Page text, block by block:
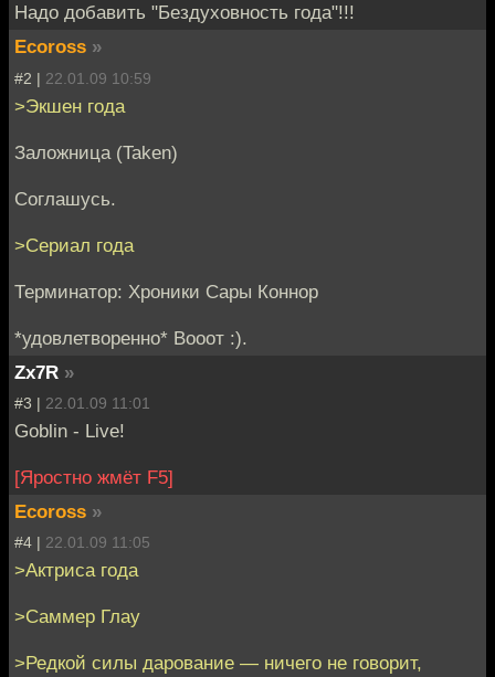
Надо добавить "Бездуховность года"!!!
Ecoross »
#2 | 22.01.09 10:59
>Экшен года
Заложница (Taken)
Соглашусь.
>Сериал года
Терминатор: Хроники Сары Коннор
*удовлетворенно* Вооот :).
Zx7R »
#3 | 22.01.09 11:01
Goblin - Live!
[Яростно жмёт F5]
Ecoross »
#4 | 22.01.09 11:05
>Актриса года
>Саммер Глау
>Редкой силы дарование — ничего не говорит,